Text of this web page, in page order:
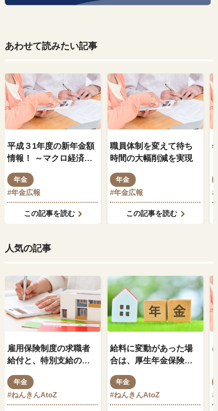
あわせて読みたい記事
平成３1年度の新年金額
情報！ ～マクロ経済ス
ライドの特別調整率は
どうなったのか～
年金
#年金広報
この記事を読む
職員体制を変えて待ち
時間の大幅削減を実現
年金
#年金広報
この記事を読む
#
人気の記事
雇用保険制度の求職者
給付と、特別支給の老
齢厚生年金の関係はど
のようになっているの
でしょうか？
年金
#ねんきんAtoZ
給料に変動があった場
合は、厚生年金保険料
もそれに伴って変動し
ますか？
年金
#ねんきんAtoZ #